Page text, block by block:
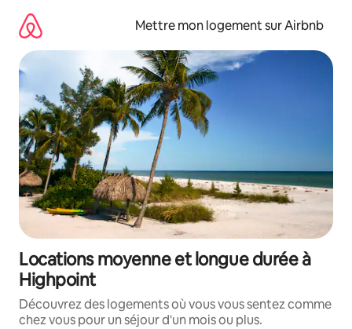
directement
contenu
Mettre mon logement sur Airbnb
Locations moyenne et longue durée à
Highpoint
Découvrez des logements où vous vous sentez comme
chez vous pour un séjour d'un mois ou plus.